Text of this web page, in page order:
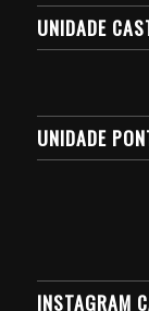
UNIDADE
UNIDADE
INSTAGRAM